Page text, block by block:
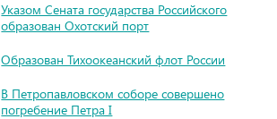
Указом Сената государства Российского
образован Охотский порт
Образован Тихоокеанский флот России
В Петропавловском соборе совершено
погребение Петра I